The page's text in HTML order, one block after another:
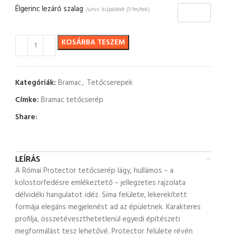
Élgerinc lezáró szalag /univ. kúpalátét (5 fm/tek)
KOSÁRBA TESZEM
Kategóriák: Bramac, Tetőcserepek
Címke: Bramac tetőcserép
Share:
LEÍRÁS
A Római Protector tetőcserép lágy, hullámos – a
kolostorfedésre emlékeztető – jellegzetes rajzolata
délvidéki hangulatot idéz. Sima felülete, lekerekített
formája elegáns megjelenést ad az épületnek. Karakteres
profilja, összetéveszthetetlenül egyedi építészeti
megformálást tesz lehetővé. Protector felülete révén